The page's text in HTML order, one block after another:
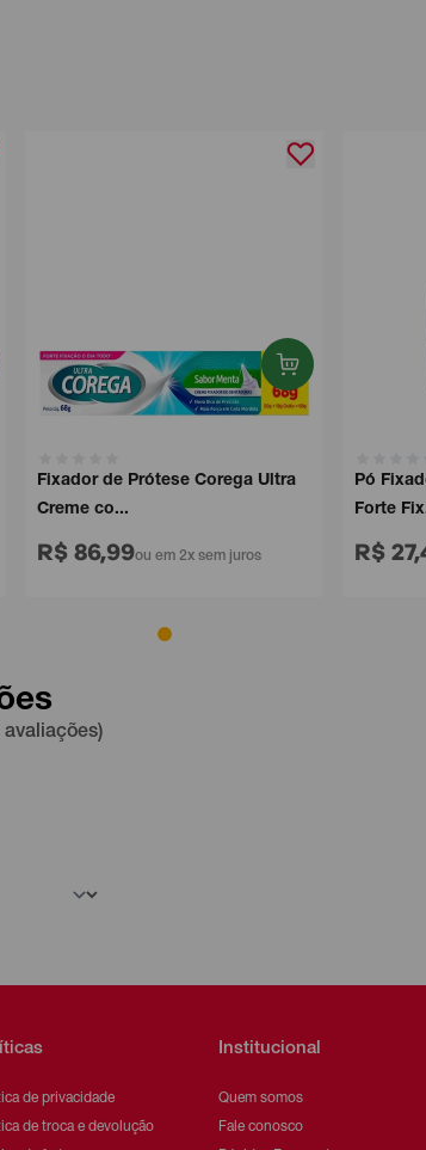
Fixador de Prótese Corega Ultra
Creme co...
R$ 86,99ou em 2x sem juros
Pó
Forte Fix...
R$
de privacidade
de troca e devolução
Institucional
Quem somos
Fale conosco